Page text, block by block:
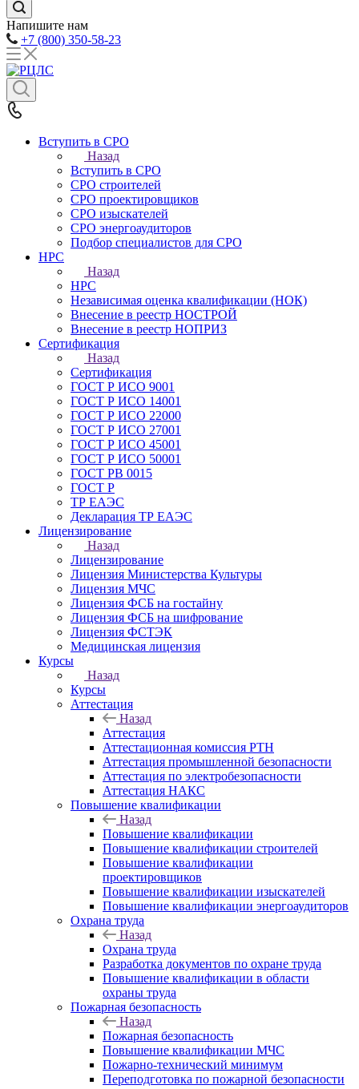
Напишите нам
+7 (800) 350-58-23
Вступить в СРО
Назад
Вступить в СРО
СРО строителей
СРО проектировщиков
СРО изыскателей
СРО энергоаудиторов
Подбор специалистов для СРО
НРС
Назад
НРС
Независимая оценка квалификации (НОК)
Внесение в реестр НОСТРОЙ
Внесение в реестр НОПРИЗ
Сертификация
Назад
Сертификация
ГОСТ Р ИСО 9001
ГОСТ Р ИСО 14001
ГОСТ Р ИСО 22000
ГОСТ Р ИСО 27001
ГОСТ Р ИСО 45001
ГОСТ Р ИСО 50001
ГОСТ РВ 0015
ГОСТ Р
ТР ЕАЭС
Декларация ТР ЕАЭС
Лицензирование
Назад
Лицензирование
Лицензия Министерства Культуры
Лицензия МЧС
Лицензия ФСБ на гостайну
Лицензия ФСБ на шифрование
Лицензия ФСТЭК
Медицинская лицензия
Курсы
Назад
Курсы
Аттестация
Назад
Аттестация
Аттестационная комиссия РТН
Аттестация промышленной безопасности
Аттестация по электробезопасности
Аттестация НАКС
Повышение квалификации
Назад
Повышение квалификации
Повышение квалификации строителей
Повышение квалификации
проектировщиков
Повышение квалификации изыскателей
Повышение квалификации энергоаудиторов
Охрана труда
Назад
Охрана труда
Разработка документов по охране труда
Повышение квалификации в области
охраны труда
Пожарная безопасность
Назад
Пожарная безопасность
Повышение квалификации МЧС
Пожарно-технический минимум
Переподготовка по пожарной безопасности